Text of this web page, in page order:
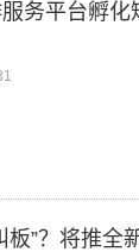
务平台孵
板”？将推全